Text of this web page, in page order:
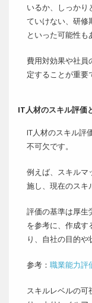
いるか、しっかり
ていけない、研修
といった可能性も
費用対効果や社員
定することが重要
IT人材のスキル評価
IT人材のスキル評
不可欠です。
例えば、スキルマ
施し、現在のスキ
評価の基準は厚生
を参考に、作成す
り、自社の目的や
参考： 職業能力評
スキルレベルの可